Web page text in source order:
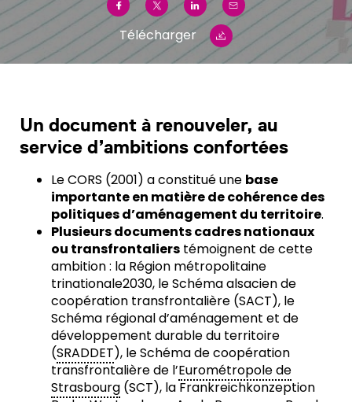
Télécharger
Un document à renouveler, au
service d’ambitions confortées
Le CORS (2001) a constitué une base
importante en matière de cohérence des
politiques d’aménagement du territoire.
Plusieurs documents cadres nationaux
ou transfrontaliers témoignent de cette
ambition : la Région métropolitaine
trinationale2030, le Schéma alsacien de
coopération transfrontalière (SACT), le
Schéma régional d’aménagement et de
développement durable du territoire
(SRADDET), le Schéma de coopération
transfrontalière de l’Eurométropole de
Strasbourg (SCT), la Frankreichkonzeption